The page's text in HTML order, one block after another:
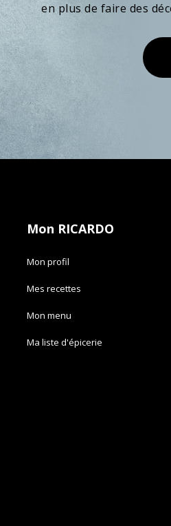
en plus de faire des
Mon RICARDO
Mon profil
Mes recettes
Mon menu
Ma liste d'épicerie